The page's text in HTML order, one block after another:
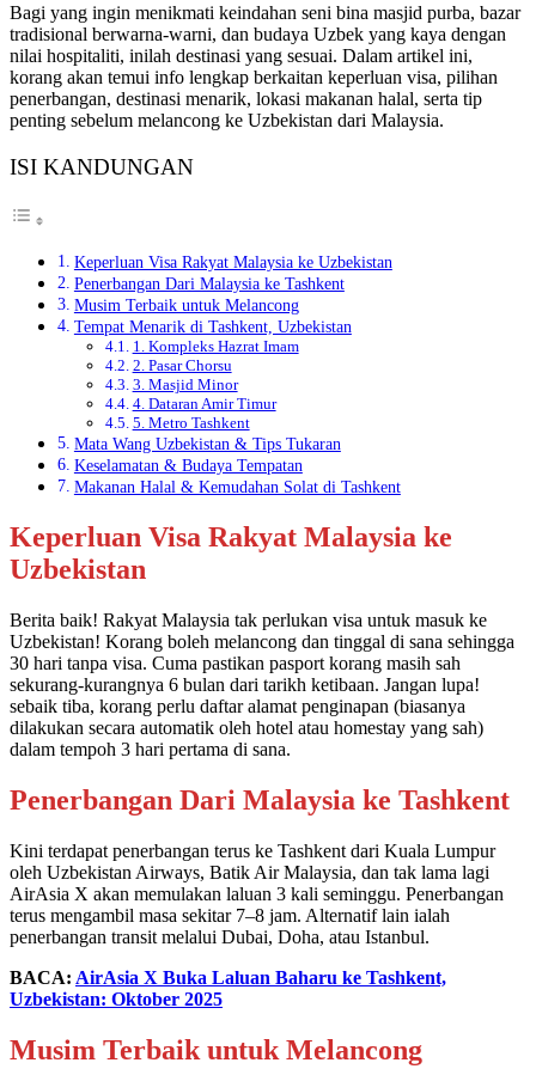
Bagi yang ingin menikmati keindahan seni bina masjid purba, bazar
tradisional berwarna-warni, dan budaya Uzbek yang kaya dengan
nilai hospitaliti, inilah destinasi yang sesuai. Dalam artikel ini,
korang akan temui info lengkap berkaitan keperluan visa, pilihan
penerbangan, destinasi menarik, lokasi makanan halal, serta tip
penting sebelum melancong ke Uzbekistan dari Malaysia.
ISI KANDUNGAN
Keperluan Visa Rakyat Malaysia ke Uzbekistan
Penerbangan Dari Malaysia ke Tashkent
Musim Terbaik untuk Melancong
Tempat Menarik di Tashkent, Uzbekistan
1. Kompleks Hazrat Imam
2. Pasar Chorsu
3. Masjid Minor
4. Dataran Amir Timur
5. Metro Tashkent
Mata Wang Uzbekistan & Tips Tukaran
Keselamatan & Budaya Tempatan
Makanan Halal & Kemudahan Solat di Tashkent
Keperluan Visa Rakyat Malaysia ke
Uzbekistan
Berita baik! Rakyat Malaysia tak perlukan visa untuk masuk ke
Uzbekistan! Korang boleh melancong dan tinggal di sana sehingga
30 hari tanpa visa. Cuma pastikan pasport korang masih sah
sekurang-kurangnya 6 bulan dari tarikh ketibaan. Jangan lupa!
sebaik tiba, korang perlu daftar alamat penginapan (biasanya
dilakukan secara automatik oleh hotel atau homestay yang sah)
dalam tempoh 3 hari pertama di sana.
Penerbangan Dari Malaysia ke Tashkent
Kini terdapat penerbangan terus ke Tashkent dari Kuala Lumpur
oleh Uzbekistan Airways, Batik Air Malaysia, dan tak lama lagi
AirAsia X akan memulakan laluan 3 kali seminggu. Penerbangan
terus mengambil masa sekitar 7–8 jam. Alternatif lain ialah
penerbangan transit melalui Dubai, Doha, atau Istanbul.
BACA: AirAsia X Buka Laluan Baharu ke Tashkent,
Uzbekistan: Oktober 2025
Musim Terbaik untuk Melancong